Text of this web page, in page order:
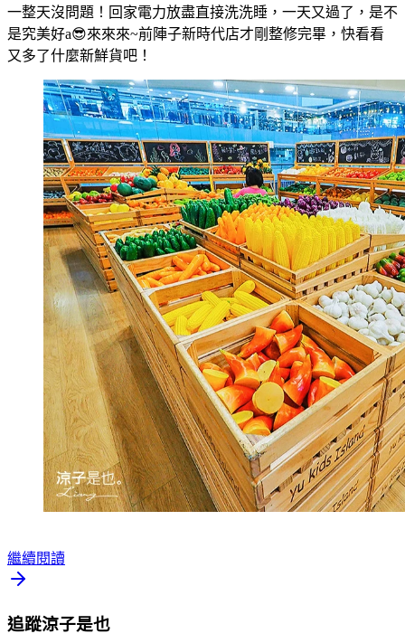
一整天沒問題！回家電力放盡直接洗洗睡，一天又過了，是不
是究美好a😎來來來~前陣子新時代店才剛整修完畢，快看看
又多了什麼新鮮貨吧！
繼續閱讀
追蹤涼子是也